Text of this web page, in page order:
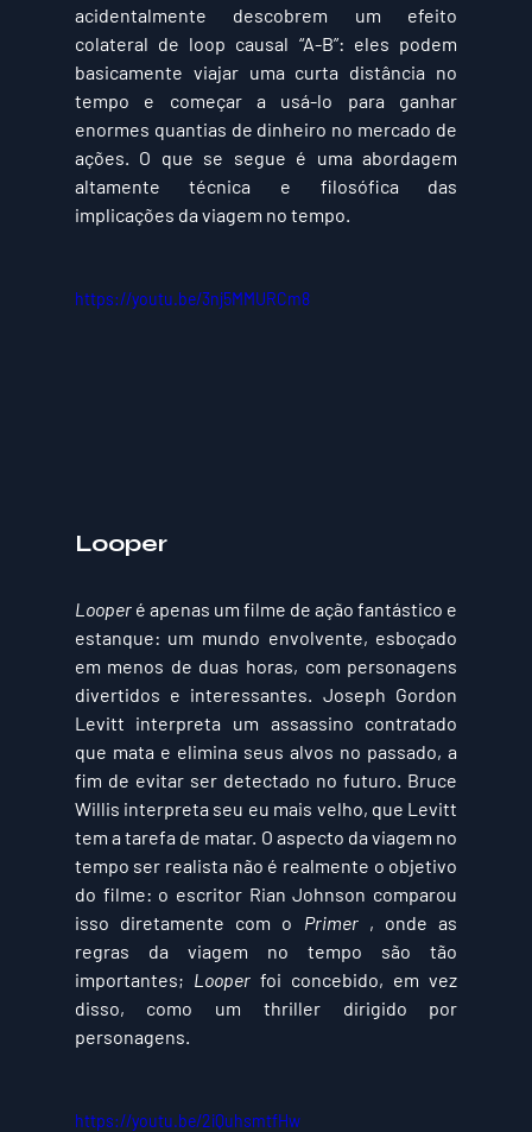
acidentalmente descobrem um efeito
colateral de loop causal “A-B”: eles podem
basicamente viajar uma curta distância no
tempo e começar a usá-lo para ganhar
enormes quantias de dinheiro no mercado de
ações. O que se segue é uma abordagem
altamente técnica e filosófica das
implicações da viagem no tempo.
https://youtu.be/3nj5MMURCm8
Looper
Looper é apenas um filme de ação fantástico e
estanque: um mundo envolvente, esboçado
em menos de duas horas, com personagens
divertidos e interessantes. Joseph Gordon
Levitt interpreta um assassino contratado
que mata e elimina seus alvos no passado, a
fim de evitar ser detectado no futuro. Bruce
Willis interpreta seu eu mais velho, que Levitt
tem a tarefa de matar. O aspecto da viagem no
tempo ser realista não é realmente o objetivo
do filme: o escritor Rian Johnson comparou
isso diretamente com o Primer , onde as
regras da viagem no tempo são tão
importantes; Looper foi concebido, em vez
disso, como um thriller dirigido por
personagens.
https://youtu.be/2iQuhsmtfHw